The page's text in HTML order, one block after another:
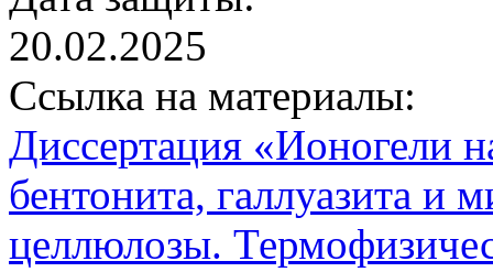
20.02.2025
Ссылка на материалы:
Диссертация «Ионогели
бентонита, галлуазита и
целлюлозы.